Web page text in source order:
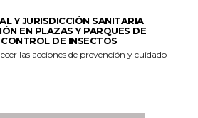
Y JURISDICCIÓN SANITARIA
EN PLAZAS Y PARQUES DE
DE INSECTOS
las acciones de prevención y cuidado